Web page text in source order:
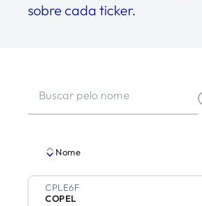
sobre cada ticker.
Nome
COPEL
CPLE6F